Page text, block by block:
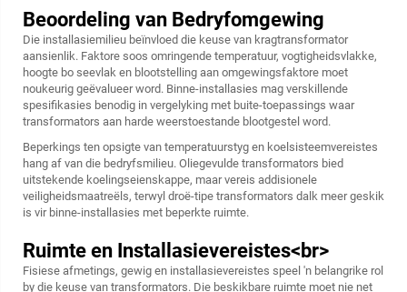
Beoordeling van Bedryfomgewing
Die installasiemilieu beïnvloed die keuse van kragtransformator
aansienlik. Faktore soos omringende temperatuur, vogtigheidsvlakke,
hoogte bo seevlak en blootstelling aan omgewingsfaktore moet
noukeurig geëvalueer word. Binne-installasies mag verskillende
spesifikasies benodig in vergelyking met buite-toepassings waar
transformators aan harde weerstoestande blootgestel word.
Beperkings ten opsigte van temperatuurstyg en koelsisteemvereistes
hang af van die bedryfsmilieu. Oliegevulde transformators bied
uitstekende koelingseienskappe, maar vereis addisionele
veiligheidsmaatreëls, terwyl droë-tipe transformators dalk meer geskik
is vir binne-installasies met beperkte ruimte.
Ruimte en Installasievereistes<br>
Fisiese afmetings, gewig en installasievereistes speel 'n belangrike rol
by die keuse van transformators. Die beskikbare ruimte moet nie net